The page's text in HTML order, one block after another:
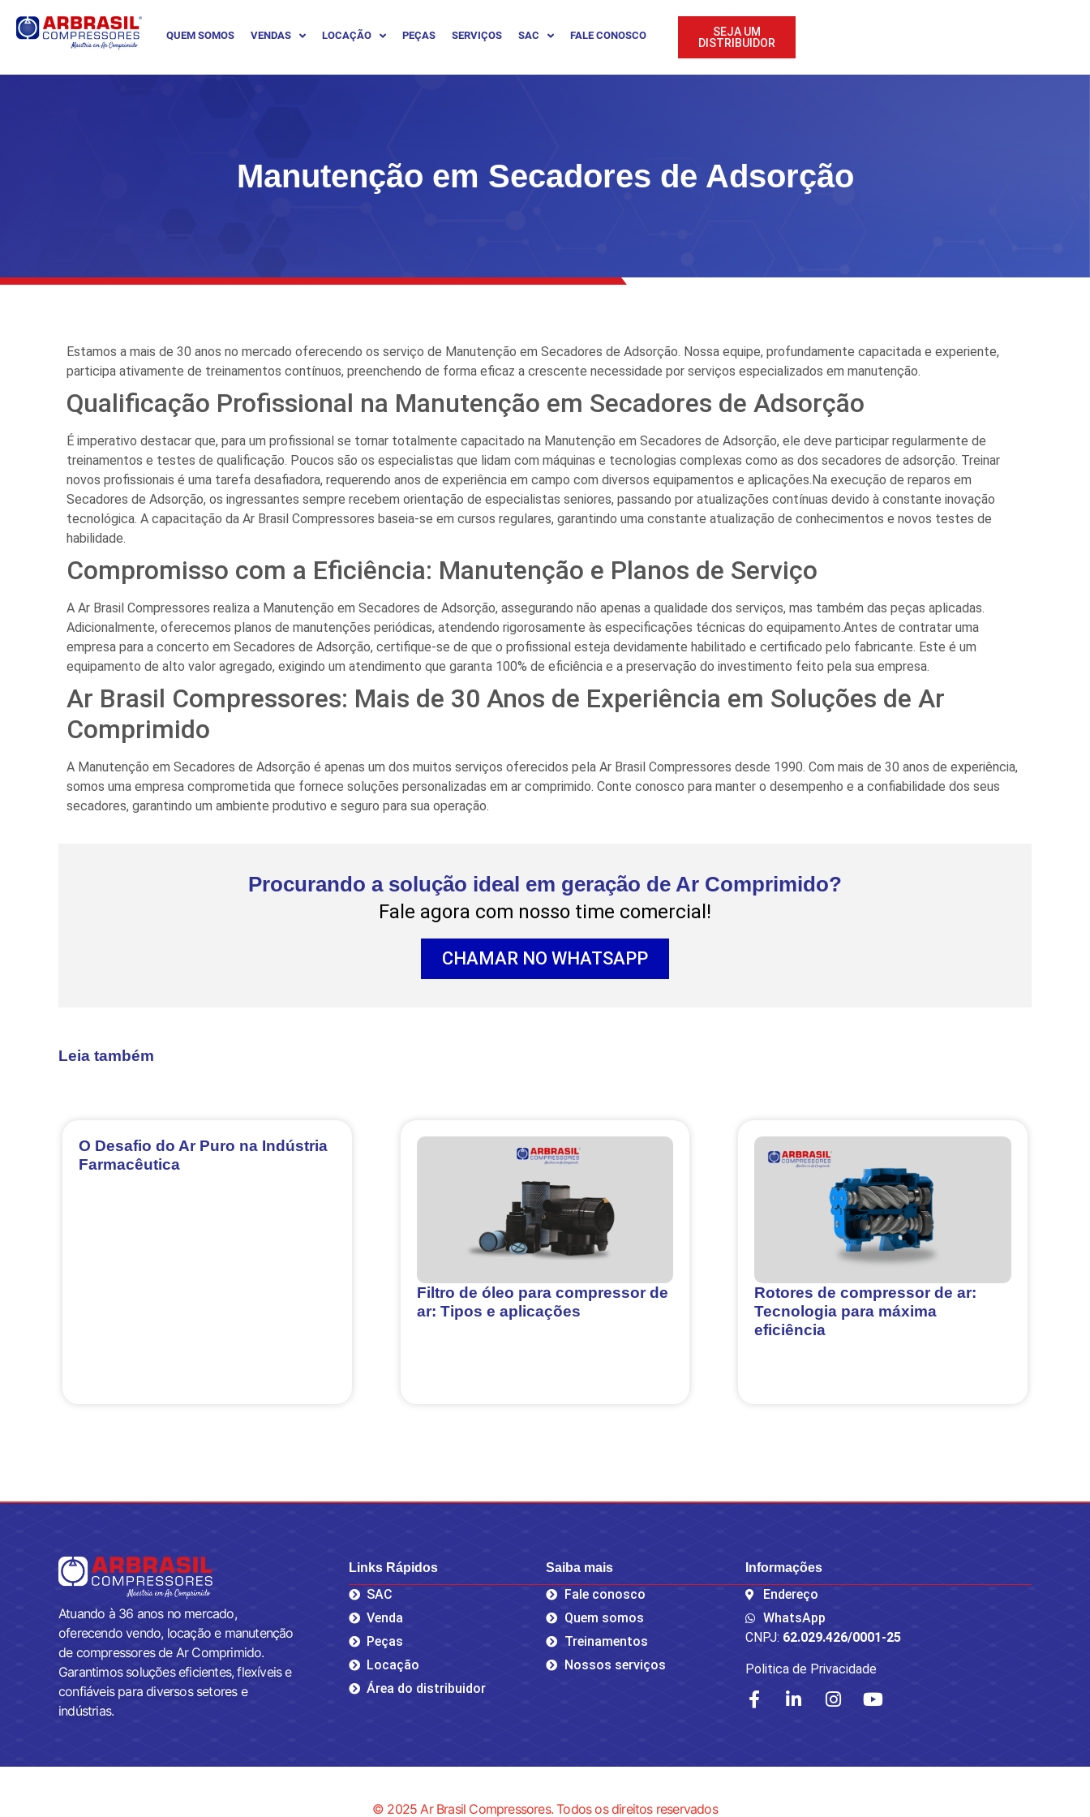
QUEM SOMOS VENDAS LOCAÇÃO PEÇAS SERVIÇOS SAC FALE CONOSCO
SEJA UM
DISTRIBUIDOR
Manutenção em Secadores de Adsorção
Estamos a mais de 30 anos no mercado oferecendo os serviço de Manutenção em Secadores de Adsorção. Nossa equipe, profundamente capacitada e experiente,
participa ativamente de treinamentos contínuos, preenchendo de forma eficaz a crescente necessidade por serviços especializados em manutenção.
Qualificação Profissional na Manutenção em Secadores de Adsorção
É imperativo destacar que, para um profissional se tornar totalmente capacitado na Manutenção em Secadores de Adsorção, ele deve participar regularmente de
treinamentos e testes de qualificação. Poucos são os especialistas que lidam com máquinas e tecnologias complexas como as dos secadores de adsorção. Treinar
novos profissionais é uma tarefa desafiadora, requerendo anos de experiência em campo com diversos equipamentos e aplicações.Na execução de reparos em
Secadores de Adsorção, os ingressantes sempre recebem orientação de especialistas seniores, passando por atualizações contínuas devido à constante inovação
tecnológica. A capacitação da Ar Brasil Compressores baseia-se em cursos regulares, garantindo uma constante atualização de conhecimentos e novos testes de
habilidade.
Compromisso com a Eficiência: Manutenção e Planos de Serviço
A Ar Brasil Compressores realiza a Manutenção em Secadores de Adsorção, assegurando não apenas a qualidade dos serviços, mas também das peças aplicadas.
Adicionalmente, oferecemos planos de manutenções periódicas, atendendo rigorosamente às especificações técnicas do equipamento.Antes de contratar uma
empresa para a concerto em Secadores de Adsorção, certifique-se de que o profissional esteja devidamente habilitado e certificado pelo fabricante. Este é um
equipamento de alto valor agregado, exigindo um atendimento que garanta 100% de eficiência e a preservação do investimento feito pela sua empresa.
Ar Brasil Compressores: Mais de 30 Anos de Experiência em Soluções de Ar
Comprimido
A Manutenção em Secadores de Adsorção é apenas um dos muitos serviços oferecidos pela Ar Brasil Compressores desde 1990. Com mais de 30 anos de experiência,
somos uma empresa comprometida que fornece soluções personalizadas em ar comprimido. Conte conosco para manter o desempenho e a confiabilidade dos seus
secadores, garantindo um ambiente produtivo e seguro para sua operação.
Procurando a solução ideal em geração de Ar Comprimido?
Fale agora com nosso time comercial!
CHAMAR NO WHATSAPP
Leia também
O Desafio do Ar Puro na Indústria
Farmacêutica
Filtro de óleo para compressor de
ar: Tipos e aplicações
Rotores de compressor de ar:
Tecnologia para máxima
eficiência
Atuando à 36 anos no mercado,
oferecendo vendo, locação e manutenção
de compressores de Ar Comprimido.
Garantimos soluções eficientes, flexíveis e
confiáveis para diversos setores e
indústrias.
Links Rápidos
SAC
Venda
Peças
Locação
Área do distribuidor
Saiba mais
Fale conosco
Quem somos
Treinamentos
Nossos serviços
Informações
Endereço
WhatsApp
CNPJ: 62.029.426/0001-25
Politica de Privacidade
© 2025 Ar Brasil Compressores. Todos os direitos reservados